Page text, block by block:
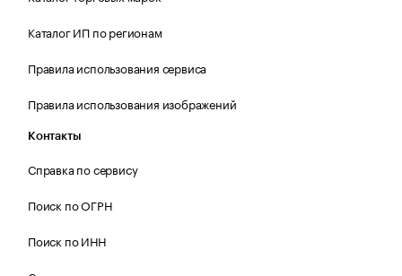
Каталог ИП по регионам
Правила использования сервиса
Правила использования изображений
Контакты
Справка по сервису
Поиск по ОГРН
Поиск по ИНН